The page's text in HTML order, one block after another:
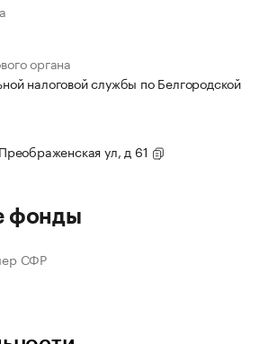
органа
налоговой службы по Белгородской
ул, д 61
фонды
СФР